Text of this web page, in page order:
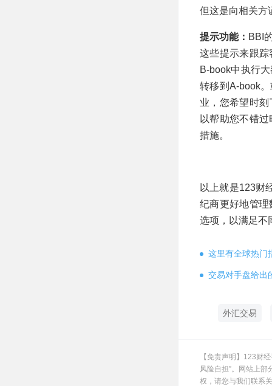
但这是向相关方
提示功能： BBI
这些提示来跟
B-book中执行
转移到A-book
业，您希望时
以帮助您不错
措施。
以上就是123财
纪商更好地管
选项，以满足不
这里有全球热门
交易对手盘给出
外汇交易
【免责声明】123财
风险自担”。网站上
权，请您与我们联系